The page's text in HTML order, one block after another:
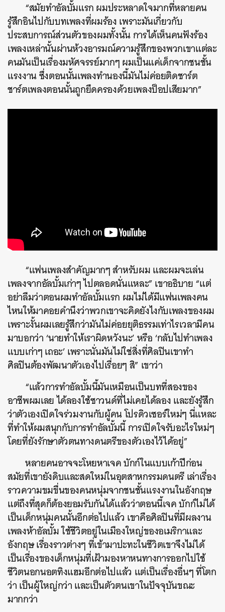
“สมัยทำอัลบั้มแรก ผมประหลาดใจมากที่หลายคน
รู้สึกอินไปกับบทเพลงที่ผมร้อง เพราะมันเกี่ยวกับ
ประสบการณ์ส่วนตัวของผมทั้งนั้น การได้เห็นคนฟังร้อง
เพลงเหล่านั้นผ่านห้วงอารมณ์ความรู้สึกของพวกเขาแต่ละ
คนมันเป็นเรื่องมหัศจรรย์มากๆ ผมเป็นแค่เด็กจากชนชั้น
แรงงาน ซึ่งตอนนั้นเพลงทำนองนี้มันไม่ค่อยติดชาร์ต
ชาร์ตเพลงตอนนั้นถูกยึดครองด้วยเพลงป็อปเสียมาก”
“แฟนเพลงสำคัญมากๆ สำหรับผม และผมจะเล่น
เพลงจากอัลบั้มเก่าๆ ไปตลอดนั่นแหละ” เขาอธิบาย “แต่
อย่าลืมว่าตอนผมทำอัลบั้มแรก ผมไม่ได้มีแฟนเพลงคน
ไหนให้มาคอยคำนึงว่าพวกเขาจะคิดยังไงกับเพลงของผม
เพราะงั้นผมเลยรู้สึกว่ามันไม่ค่อยยุติธรรมเท่าไรเวลามีคน
มาบอกว่า ‘นายทำให้เราผิดหวังนะ’ หรือ ‘กลับไปทำเพลง
แบบเก่าๆ เถอะ’ เพราะนั่นมันไม่ใช่สิ่งที่ศิลปินเขาทำ
ศิลปินต้องพัฒนาตัวเองไปเรื่อยๆ สิ” เขาว่า
“แล้วการทำอัลบั้มนี้มันเหมือนเป็นบทที่สองของ
อาชีพผมเลย ได้ลองใช้ซาวนด์ที่ไม่เคยได้ลอง และยังรู้สึก
ว่าตัวเองเปิดใจร่วมงานกับผู้คน โปรดิวเซอร์ใหม่ๆ นี่แหละ
ที่ทำให้ผมสนุกกับการทำอัลบั้มนี้ การเปิดใจรับอะไรใหม่ๆ
โดยที่ยังรักษาตัวตนทางดนตรีของตัวเองไว้ได้อยู่”
หลายคนอาจจะโหยหาเจค บักก์ในแบบเก้าปีก่อน
สมัยที่เขายังดิบและสดใหม่ในอุตสาหกรรมดนตรี เล่าเรื่อง
ราวความขมขื่นของคนหนุ่มจากชนชั้นแรงงานในอังกฤษ
แต่ถึงที่สุดก็ต้องยอมรับกันได้แล้วว่าตอนนี้เจค บักก์ไม่ได้
เป็นเด็กหนุ่มคนนั้นอีกต่อไปแล้ว เขาคือศิลปินที่มีผลงาน
เพลงห้าอัลบั้ม ใช้ชีวิตอยู่ในเมืองใหญ่ของอเมริกาและ
อังกฤษ เรื่องราวต่างๆ ที่เข้ามาปะทะในชีวิตเขาจึงไม่ได้
เป็นเรื่องของเด็กหนุ่มที่เฝ้ามองหาหนทางการออกไปใช้
ชีวิตนอกนอตทิงแฮมอีกต่อไปแล้ว แต่เป็นเรื่องอื่นๆ ที่โตก
ว่า เป็นผู้ใหญ่กว่า และเป็นตัวตนเขาในปัจจุบันขณะ
มากกว่า